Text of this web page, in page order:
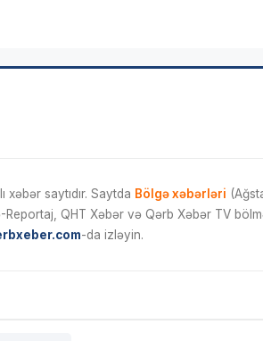
saytıdır. Saytda Bölgə xəbərləri
QHT Xəbər və Qərb Xəbər TV
-da izləyin.